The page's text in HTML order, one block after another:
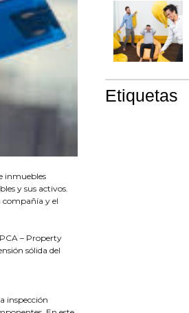
inmuebles
y sus activos.
compañía y el
– Property
sólida del
inspección
Etiquetas